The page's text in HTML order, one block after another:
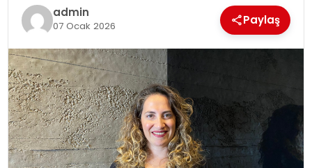
admin
07 Ocak 2026 Paylaş